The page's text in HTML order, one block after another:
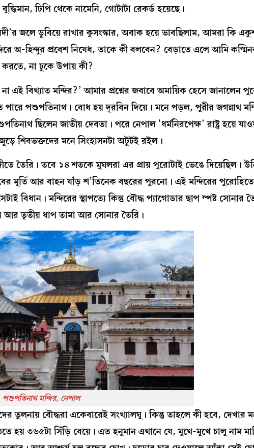
ঢিপি থেকে নামেনি, গোটাটা রেকর্ড হয়েছে।
জলে ডুবিয়ে রাখার কুসংস্কার, অবাক হয়ে ভাবছিলাম, আমরা কি
হিন্দুর প্রবেশ নিষেধ, তাকে কী বলবেন? বেড়াতে এলে আমি
করতে, না ঢুকে উপায় কী?
বিখ্যাত মন্দির?’ আমার প্রশ্নের জবাবে অমায়িক হেসে জানালেন
পারে পশুপতিনাথ। বোধ হয় দূরবিন দিয়ে। মনে পড়ল, পুরীর জগন্নাথ
ছিলেন জাতীয় দেবতা। পরে নেপাল ‘ধর্মনিরপেক্ষ’ রাষ্ট্র হয়ে
শিবভক্তদের মনে সিংহাসনটা অটুটই রইল।
তৈরি। তবে ১৪ শতকে মুঘলরা এর প্রায় পুরোটাই ভেঙে দিয়েছিল।
মূর্তি আর বাহন ষাঁড় শ’তিনেক বছরের পুরনো। এই মন্দিরের
বিধান। মন্দিরের স্থাপত্যে কিন্তু বৌদ্ধ প্যাগোডার ছাপ স্পষ্ট সোনার
আর তৃতীয় ধাপ তামা আর সোনার তৈরি।
পশুপতিনাথ মন্দির, নেপাল
তুলনায় বৌদ্ধরা একেবারেই সংখ্যালঘু। কিন্তু তাহলে কী হবে, দেখার
হয় ৩৬৫টা সিঁড়ি বেয়ে। এত হনুমান এখানে যে, মুখে-মুখে চালু নাম